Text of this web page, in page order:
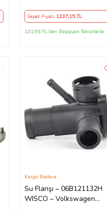
Uyumlu
Sepet Fiyatı 1237,15 TL
131,96 TL'den Başlayan Taksitlerle
Su Flanşı – 06B121132H
WISCO – Volkswagen
Kargo Bedava